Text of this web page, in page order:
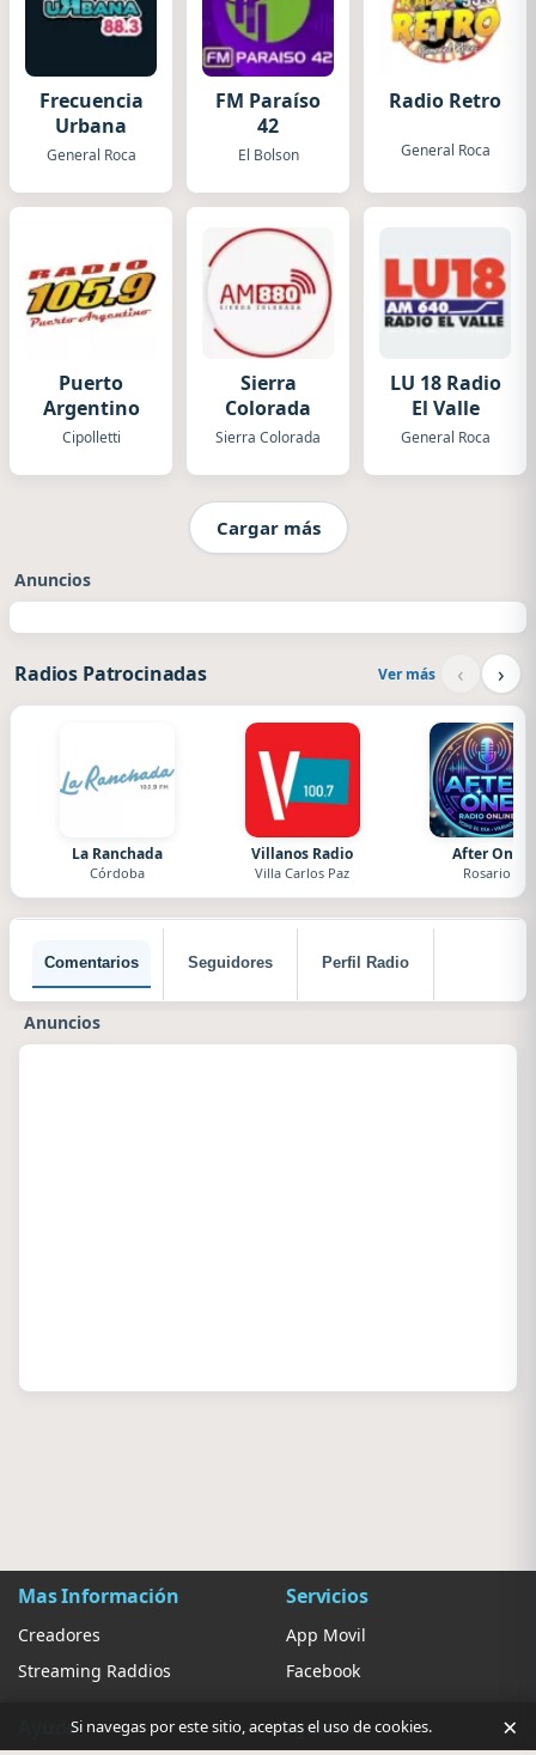
Frecuencia
Urbana
General Roca
FM Paraíso
42
El Bolson
Radio Retro
General Roca
Puerto
Argentino
Cipolletti
Sierra
Colorada
Sierra Colorada
LU 18 Radio
El Valle
General Roca
Cargar más
Anuncios
Radios Patrocinadas Ver más ‹ ›
La Ranchada
Córdoba
Villanos Radio
Villa Carlos Paz
After One
Rosario
Comentarios Seguidores Perfil Radio
Anuncios
Mas Información
Creadores
Streaming Raddios
Servicios
App Movil
Facebook
Ayuda Ajustes
Si navegas por este sitio, aceptas el uso de cookies. ×